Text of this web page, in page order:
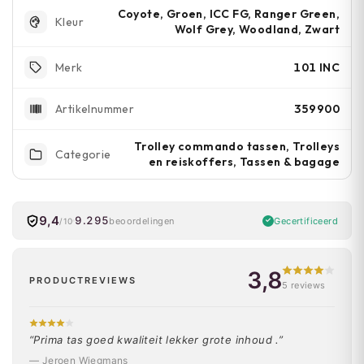
Kleur
Coyote, Groen, ICC FG, Ranger Green,
Wolf Grey, Woodland, Zwart
Merk 101 INC
Artikelnummer 359900
Categorie
Trolley commando tassen, Trolleys
en reiskoffers, Tassen & bagage
9,4/10 9.295beoordelingen Gecertificeerd
PRODUCTREVIEWS 3,85 reviews
“Prima tas goed kwaliteit lekker grote inhoud .”
— Jeroen Wiegmans